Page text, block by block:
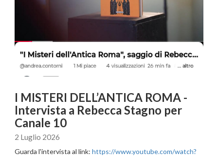
I MISTERI DELL’ANTICA ROMA -
Intervista a Rebecca Stagno per
Canale 10
2 Luglio 2026
Guarda l'intervista al link: https://www.youtube.com/watch?